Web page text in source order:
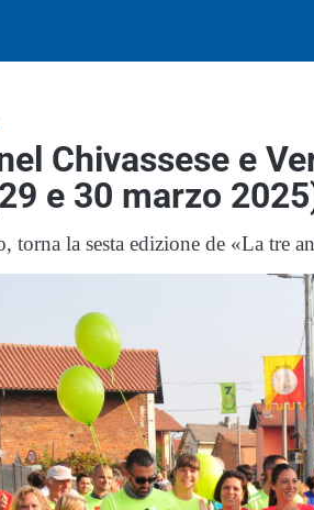
Chivassese e
e 30 marzo
torna la sesta edizione de «La tre